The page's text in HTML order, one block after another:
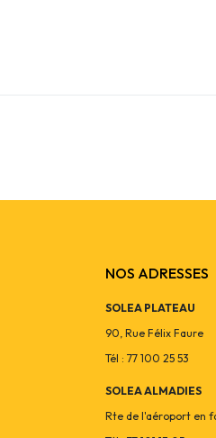
NOS ADRESSES
SOLEA PLATEAU
90, Rue Félix Faure
Tél : 77 100 25 53
SOLEA ALMADIES
Rte de l'aéroport en